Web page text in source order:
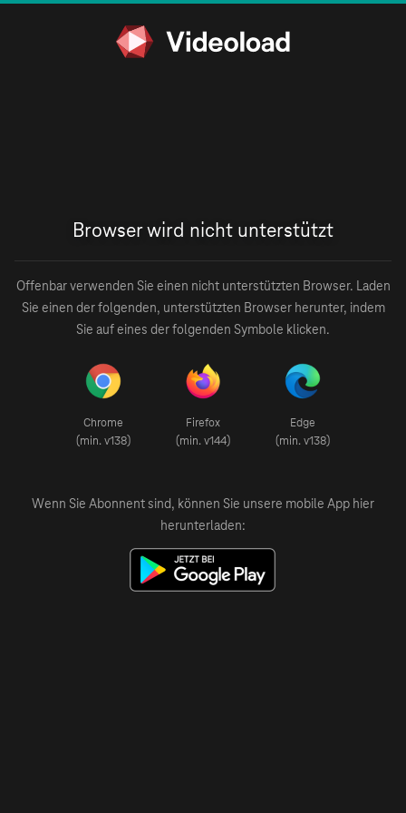
Browser wird nicht unterstützt
Offenbar verwenden Sie einen nicht unterstützten Browser. Laden
Sie einen der folgenden, unterstützten Browser herunter, indem
Sie auf eines der folgenden Symbole klicken.
Chrome
(min. v138)
Firefox
(min. v144)
Edge
(min. v138)
Wenn Sie Abonnent sind, können Sie unsere mobile App hier
herunterladen: